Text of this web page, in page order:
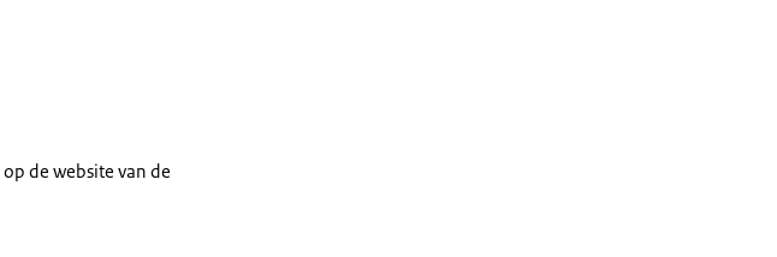
op de website van de